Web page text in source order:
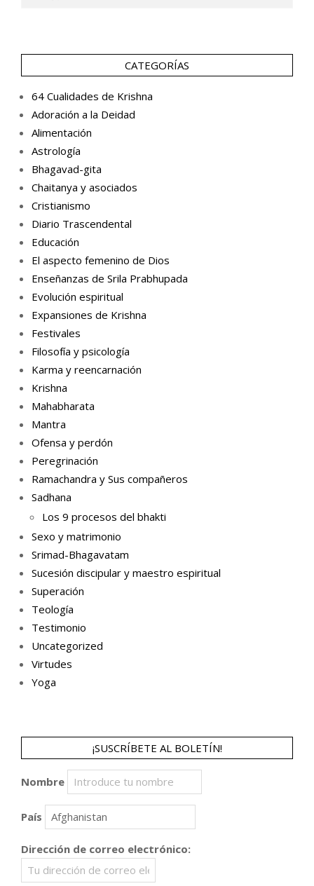
CATEGORÍAS
64 Cualidades de Krishna
Adoración a la Deidad
Alimentación
Astrología
Bhagavad-gita
Chaitanya y asociados
Cristianismo
Diario Trascendental
Educación
El aspecto femenino de Dios
Enseñanzas de Srila Prabhupada
Evolución espiritual
Expansiones de Krishna
Festivales
Filosofía y psicología
Karma y reencarnación
Krishna
Mahabharata
Mantra
Ofensa y perdón
Peregrinación
Ramachandra y Sus compañeros
Sadhana
Los 9 procesos del bhakti
Sexo y matrimonio
Srimad-Bhagavatam
Sucesión discipular y maestro espiritual
Superación
Teología
Testimonio
Uncategorized
Virtudes
Yoga
¡SUSCRÍBETE AL BOLETÍN!
Nombre
País
Dirección de correo electrónico: